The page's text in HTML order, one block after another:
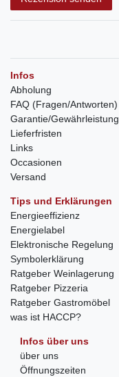
Infos
Abholung
FAQ (Fragen/Antworten)
Garantie/Gewährleistung
Lieferfristen
Links
Occasionen
Versand
Tips und Erklärungen
Energieeffizienz
Energielabel
Elektronische Regelung
Symbolerklärung
Ratgeber Weinlagerung
Ratgeber Pizzeria
Ratgeber Gastromöbel
was ist HACCP?
Infos über uns
über uns
Öffnungszeiten